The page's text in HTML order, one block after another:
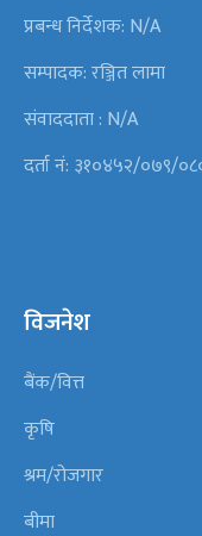
प्रबन्ध निर्देशक: N/A
सम्पादक: रञ्जित लामा
संवाददाता : N/A
दर्ता नं: ३१०४५२/०७९/
विजनेश
बैंक/वित्त
कृषि
श्रम/रोजगार
बीमा